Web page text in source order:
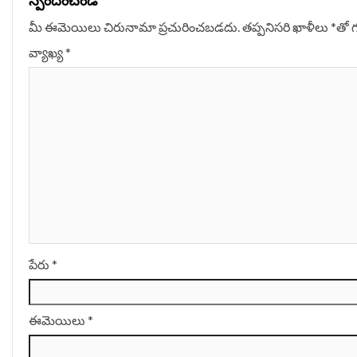
మీ ఈమెయిలు చిరునామా ప్రచురించబడదు.తప్పనిసరి ఖాళీలు *‌తో
వ్యాఖ్య*
పేరు *
ఈమెయిలు *